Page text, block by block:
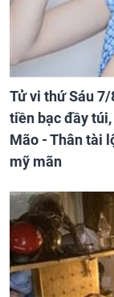
Tử vi thứ Sáu
tiền bạc đầy
Mão - Thân tài
mỹ mãn